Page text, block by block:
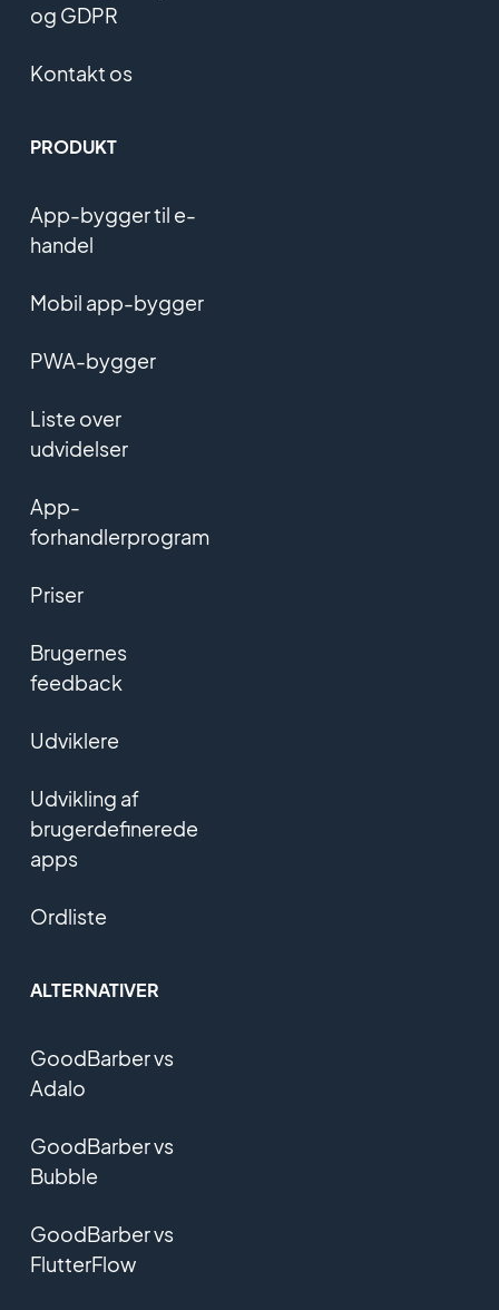
og GDPR
Kontakt os
PRODUKT
App-bygger til e-
handel
Mobil app-bygger
PWA-bygger
Liste over
udvidelser
App-
forhandlerprogram
Priser
Brugernes
feedback
Udviklere
Udvikling af
brugerdefinerede
apps
Ordliste
ALTERNATIVER
GoodBarber vs
Adalo
GoodBarber vs
Bubble
GoodBarber vs
FlutterFlow